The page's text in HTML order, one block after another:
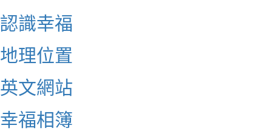
認識幸福
地理位置
英文網站
幸福相簿